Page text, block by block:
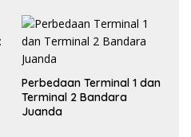
Perbedaan Terminal 1 dan
Terminal 2 Bandara
Juanda